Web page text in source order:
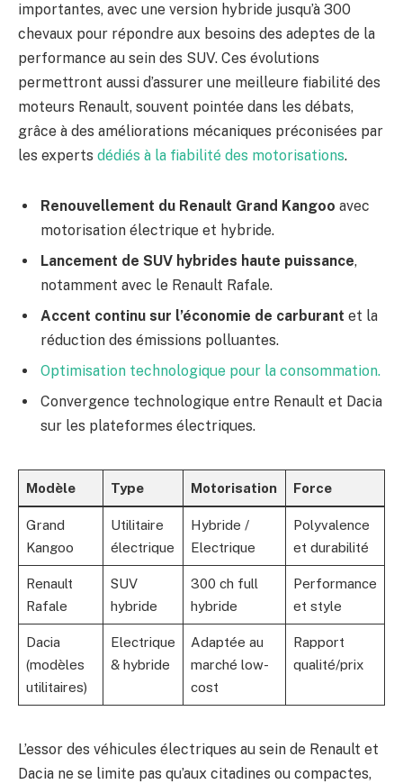
importantes, avec une version hybride jusqu’à 300
chevaux pour répondre aux besoins des adeptes de la
performance au sein des SUV. Ces évolutions
permettront aussi d’assurer une meilleure fiabilité des
moteurs Renault, souvent pointée dans les débats,
grâce à des améliorations mécaniques préconisées par
les experts dédiés à la fiabilité des motorisations.
Renouvellement du Renault Grand Kangoo avec
motorisation électrique et hybride.
Lancement de SUV hybrides haute puissance,
notamment avec le Renault Rafale.
Accent continu sur l’économie de carburant et la
réduction des émissions polluantes.
Optimisation technologique pour la consommation.
Convergence technologique entre Renault et Dacia
sur les plateformes électriques.
Modèle Type Motorisation Force
Grand
Kangoo
Utilitaire
électrique
Hybride /
Electrique
Polyvalence
et durabilité
Renault
Rafale
SUV
hybride
300 ch full
hybride
Performance
et style
Dacia
(modèles
utilitaires)
Electrique
& hybride
Adaptée au
marché low-
cost
Rapport
qualité/prix
L’essor des véhicules électriques au sein de Renault et
Dacia ne se limite pas qu’aux citadines ou compactes,